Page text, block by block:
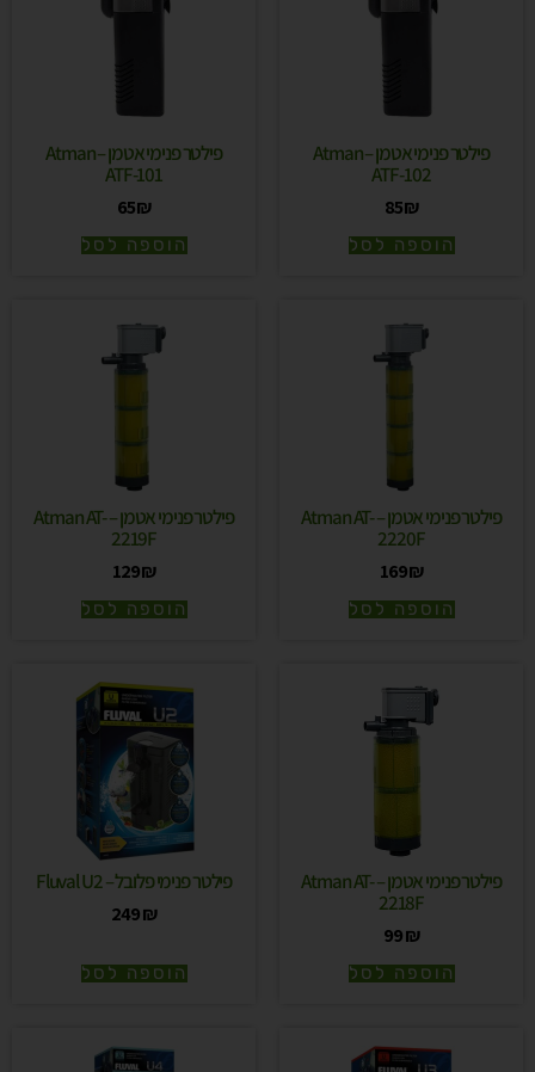
פילטר פנימי אטמן – Atman
ATF-102
85₪
הוספה לסל
פילטר פנימי אטמן – Atman
ATF-101
65₪
הוספה לסל
פילטר פנימי אטמן – Atman AT-
2220F
169₪
הוספה לסל
פילטר פנימי אטמן – Atman AT-
2219F
129₪
הוספה לסל
פילטר פנימי אטמן – Atman AT-
2218F
99₪
הוספה לסל
פילטר פנימי פלובל – Fluval U2
249₪
הוספה לסל